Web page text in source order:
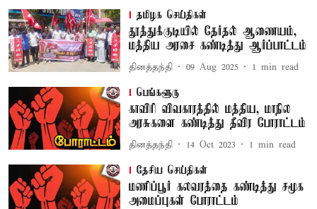
தமிழக செய்திகள்
தூத்துக்குடியில் தேர்தல் ஆணையம்,
மத்திய அரசை கண்டித்து ஆர்ப்பாட்டம்
தினத்தந்தி 09 Aug 2025 1 min read
பெங்களூரு
காவிரி விவகாரத்தில் மத்திய, மாநில
அரசுகளை கண்டித்து தீவிர போராட்டம்
தினத்தந்தி 14 Oct 2023 1 min read
தேசிய செய்திகள்
மணிப்பூர் கலவரத்தை கண்டித்து சமூக
அமைப்புகள் போராட்டம்